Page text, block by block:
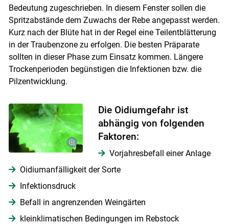
Bedeutung zugeschrieben. In diesem Fenster sollen die
Spritzabstände dem Zuwachs der Rebe angepasst werden.
Kurz nach der Blüte hat in der Regel eine Teilentblätterung
in der Traubenzone zu erfolgen. Die besten Präparate
sollten in dieser Phase zum Einsatz kommen. Längere
Trockenperioden begünstigen die Infektionen bzw. die
Pilzentwicklung.
Die Oidiumgefahr ist
abhängig von folgenden
Faktoren:
Vorjahresbefall einer Anlage
Oidiumanfälligkeit der Sorte
Infektionsdruck
Befall in angrenzenden Weingärten
kleinklimatischen Bedingungen im Rebstock